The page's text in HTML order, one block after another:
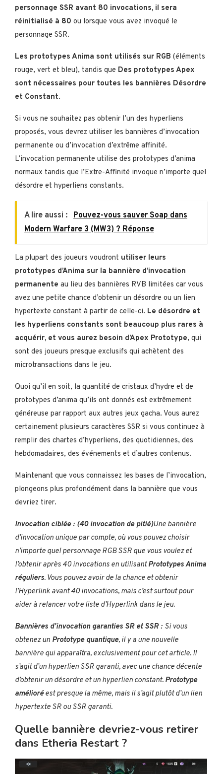
personnage SSR avant 80 invocations, il sera
réinitialisé à 80 ou lorsque vous avez invoqué le
personnage SSR.
Les prototypes Anima sont utilisés sur RGB (éléments
rouge, vert et bleu), tandis que Des prototypes Apex
sont nécessaires pour toutes les bannières Désordre
et Constant.
Si vous ne souhaitez pas obtenir l’un des hyperliens
proposés, vous devrez utiliser les bannières d’invocation
permanente ou d’invocation d’extrême affinité.
L’invocation permanente utilise des prototypes d’anima
normaux tandis que l’Extre-Affinité invoque n’importe quel
désordre et hyperliens constants.
A lire aussi :
Pouvez-vous sauver Soap dans
Modern Warfare 3 (MW3) ? Réponse
La plupart des joueurs voudront utiliser leurs
prototypes d’Anima sur la bannière d’invocation
permanente au lieu des bannières RVB limitées car vous
avez une petite chance d’obtenir un désordre ou un lien
hypertexte constant à partir de celle-ci. Le désordre et
les hyperliens constants sont beaucoup plus rares à
acquérir, et vous aurez besoin d’Apex Prototype, qui
sont des joueurs presque exclusifs qui achètent des
microtransactions dans le jeu.
Quoi qu’il en soit, la quantité de cristaux d’hydre et de
prototypes d’anima qu’ils ont donnés est extrêmement
généreuse par rapport aux autres jeux gacha. Vous aurez
certainement plusieurs caractères SSR si vous continuez à
remplir des chartes d’hyperliens, des quotidiennes, des
hebdomadaires, des événements et d’autres contenus.
Maintenant que vous connaissez les bases de l’invocation,
plongeons plus profondément dans la bannière que vous
devriez tirer.
Invocation ciblée : (40 invocation de pitié)Une bannière
d’invocation unique par compte, où vous pouvez choisir
n’importe quel personnage RGB SSR que vous voulez et
l’obtenir après 40 invocations en utilisantPrototypes Anima
réguliers. Vous pouvez avoir de la chance et obtenir
l’Hyperlink avant 40 invocations, mais c’est surtout pour
aider à relancer votre liste d’Hyperlink dans le jeu.
Bannières d’invocation garanties SR et SSR : Si vous
obtenez un Prototype quantique, il y a une nouvelle
bannière qui apparaîtra, exclusivement pour cet article. Il
s’agit d’un hyperlien SSR garanti, avec une chance décente
d’obtenir un désordre et un hyperlien constant. Prototype
amélioréest presque la même, mais il s’agit plutôt d’un lien
hypertexte SR ou SSR garanti.
Quelle bannière devriez-vous retirer
dans Etheria Restart ?